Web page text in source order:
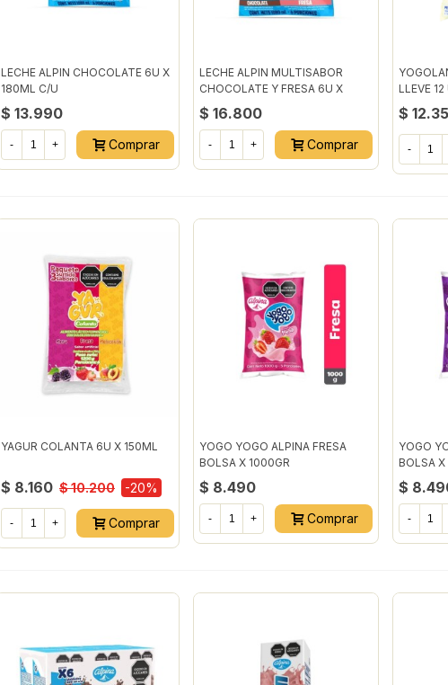
LECHE ALPIN CHOCOLATE 6U X
180ML C/U
$ 13.990
- + Comprar
LECHE ALPIN MULTISABOR
CHOCOLATE Y FRESA 6U X
180ML C/U
$ 16.800
- + Comprar
LLEVE
$
-
YAGUR COLANTA 6U X 150ML
$ 8.160 $ 10.200 -20%
- + Comprar
YOGO YOGO ALPINA FRESA
BOLSA X 1000GR
$ 8.490
- + Comprar
YOGO
BOLSA X
$
-